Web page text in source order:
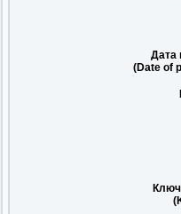
Дата
(Date of